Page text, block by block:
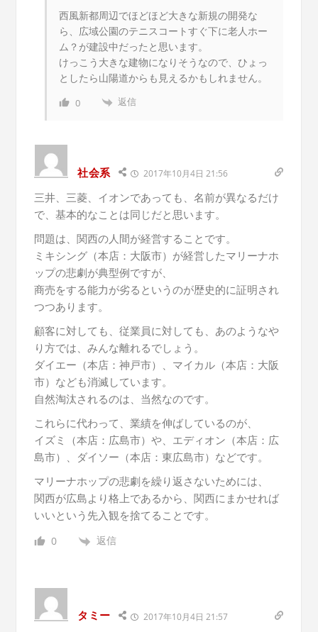
西風新都周辺でほどほど大きな新規の開発な
ら、広域公園のテニスコートすぐ下に老人ホー
ム？が建設中だったと思います。
けっこう大きな建物になりそうなので、ひょっ
としたら山陽道からも見えるかもしれません。
0 返信
社会系 2017年10月4日 21:56
三井、三菱、イオンであっても、名前が異なるだけ
で、基本的なことは同じだと思います。
問題は、関西の人間が経営することです。
ミキシング（本店：大阪市）が経営したマリーナホ
ップの悲劇が典型例ですが、
商売をする能力が劣るというのが歴史的に証明され
つつあります。
顧客に対しても、従業員に対しても、あのようなや
り方では、みんな離れるでしょう。
ダイエー（本店：神戸市）、マイカル（本店：大阪
市）なども消滅しています。
自然淘汰されるのは、当然なのです。
これらに代わって、業績を伸ばしているのが、
イズミ（本店：広島市）や、エディオン（本店：広
島市）、ダイソー（本店：東広島市）などです。
マリーナホップの悲劇を繰り返さないためには、
関西が広島より格上であるから、関西にまかせれば
いいという先入観を捨てることです。
0 返信
タミー 2017年10月4日 21:57